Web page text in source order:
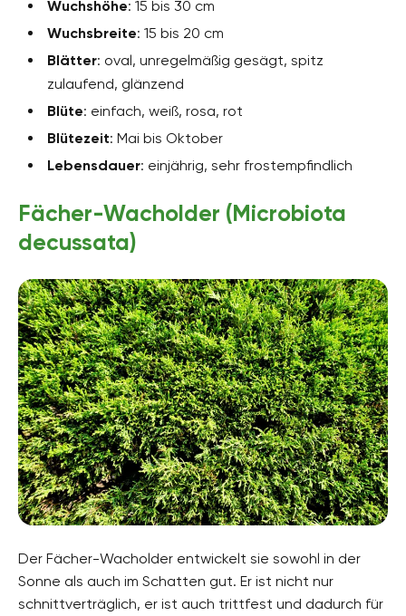
Wuchshöhe: 15 bis 30 cm
Wuchsbreite: 15 bis 20 cm
Blätter: oval, unregelmäßig gesägt, spitz
zulaufend, glänzend
Blüte: einfach, weiß, rosa, rot
Blütezeit: Mai bis Oktober
Lebensdauer: einjährig, sehr frostempfindlich
Fächer-Wacholder (Microbiota
decussata)
Der Fächer-Wacholder entwickelt sie sowohl in der
Sonne als auch im Schatten gut. Er ist nicht nur
schnittverträglich, er ist auch trittfest und dadurch für